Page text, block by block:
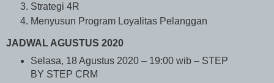
Strategi 4R
Menyusun Program Loyalitas Pelanggan
JADWAL AGUSTUS 2020
Selasa, 18 Agustus 2020 – 19:00 wib – STEP
BY STEP CRM